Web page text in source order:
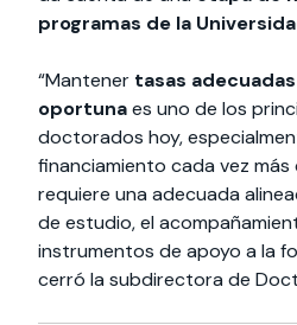
programas de la
“Mantener tasas
oportunaes uno de los
doctorados hoy,
financiamiento cada vez
requiere una adecuada
de estudio, el
instrumentos de apoyo a la
cerró la subdirectora de